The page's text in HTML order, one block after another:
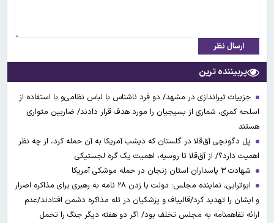
ارسال نظر
پربیننده ترین
جزییات تیراندازی در مشهد/ دو فرد ناشناس با لباس نظامی‌و با استفاده از
اسلحه کمری، شماری از بسیجیان را مورد هدف قرار دادند/ ضاربین متواری
هستند
پل دگونچی آق‌قلا در گلستان که دیشب آمریکا به آن حمله کرد، از چه نظر
اهمیت دارد؟/ از آق‌قلا تا روسیه، اهمیت یک گره لجستیکی
شهادت ۳ ‌پاسداران استان زنجان در حمله موشکی آمریکا
ابوترابی، نماینده مجلس: دولت با زدن ۲۸ نامه به رهبری برای مذاکره اصرار
و ایشان را تهدید کرد/قالیباف و پزشکیان در تله مذاکره دشمن افتادند/عدم
ارائه تفاهمنامه به مجلس تخلف بود/ اگر دو هفته دیگر جنگ را تحمل